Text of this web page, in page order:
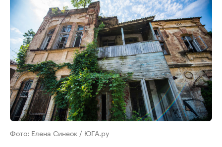
Фото: Елена Синеок / ЮГА.ру